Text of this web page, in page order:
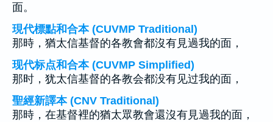
面。
現代標點和合本 (CUVMP Traditional)
那時，猶太信基督的各教會都沒有見過我的面，
现代标点和合本 (CUVMP Simplified)
那时，犹太信基督的各教会都没有见过我的面，
聖經新譯本 (CNV Traditional)
那時，在基督裡的猶太眾教會還沒有見過我的面，